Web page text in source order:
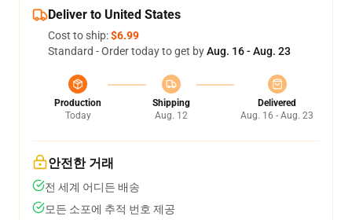
Deliver to United States
Cost to ship:$6.99
Standard - Order today to get byAug. 16 - Aug. 23
Production
Today
Shipping
Aug. 12
Delivered
Aug. 16 - Aug. 23
안전한 거래
전 세계 어디든 배송
모든 소포에 추적 번호 제공